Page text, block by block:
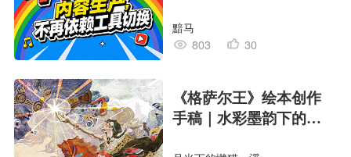
黯马
803
30
《格萨尔王》绘本创作
手稿｜水彩墨韵下的史